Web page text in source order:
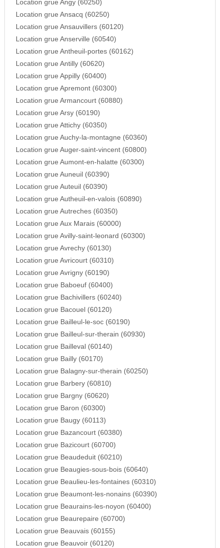
Location grue Angy (60250)
Location grue Ansacq (60250)
Location grue Ansauvillers (60120)
Location grue Anserville (60540)
Location grue Antheuil-portes (60162)
Location grue Antilly (60620)
Location grue Appilly (60400)
Location grue Apremont (60300)
Location grue Armancourt (60880)
Location grue Arsy (60190)
Location grue Attichy (60350)
Location grue Auchy-la-montagne (60360)
Location grue Auger-saint-vincent (60800)
Location grue Aumont-en-halatte (60300)
Location grue Auneuil (60390)
Location grue Auteuil (60390)
Location grue Autheuil-en-valois (60890)
Location grue Autreches (60350)
Location grue Aux Marais (60000)
Location grue Avilly-saint-leonard (60300)
Location grue Avrechy (60130)
Location grue Avricourt (60310)
Location grue Avrigny (60190)
Location grue Baboeuf (60400)
Location grue Bachivillers (60240)
Location grue Bacouel (60120)
Location grue Bailleul-le-soc (60190)
Location grue Bailleul-sur-therain (60930)
Location grue Bailleval (60140)
Location grue Bailly (60170)
Location grue Balagny-sur-therain (60250)
Location grue Barbery (60810)
Location grue Bargny (60620)
Location grue Baron (60300)
Location grue Baugy (60113)
Location grue Bazancourt (60380)
Location grue Bazicourt (60700)
Location grue Beaudeduit (60210)
Location grue Beaugies-sous-bois (60640)
Location grue Beaulieu-les-fontaines (60310)
Location grue Beaumont-les-nonains (60390)
Location grue Beaurains-les-noyon (60400)
Location grue Beaurepaire (60700)
Location grue Beauvais (60155)
Location grue Beauvoir (60120)